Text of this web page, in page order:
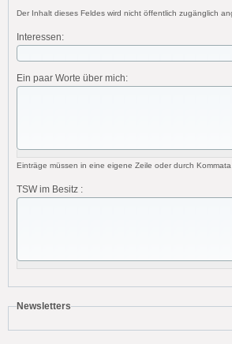
Der Inhalt dieses Feldes wird nicht öffentlich zugänglich
Interessen:
Ein paar Worte über mich:
Einträge müssen in eine eigene Zeile oder durch
TSW im Besitz :
Newsletters